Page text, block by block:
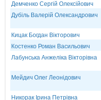
Демченко Сергій Олексійович
Дубіль Валерій Олександрович
Кицак Богдан Вікторович
Костенко Роман Васильович
Лабунська Анжеліка Вікторівна
Мейдич Олег Леонідович
Никорак Ірина Петрівна